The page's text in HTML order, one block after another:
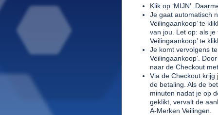
Klik op ‘MIJN’.
Je gaat automatisch
Veilingaankoop’ te
van jou. Let op: als je
Veilingaankoop’ te
Je komt vervolgens
Veilingaankoop’.
naar de Checkout
Via de Checkout krijg
de betaling. Als de
minuten nadat je op
geklikt, vervalt de
A-Merken Veilingen.